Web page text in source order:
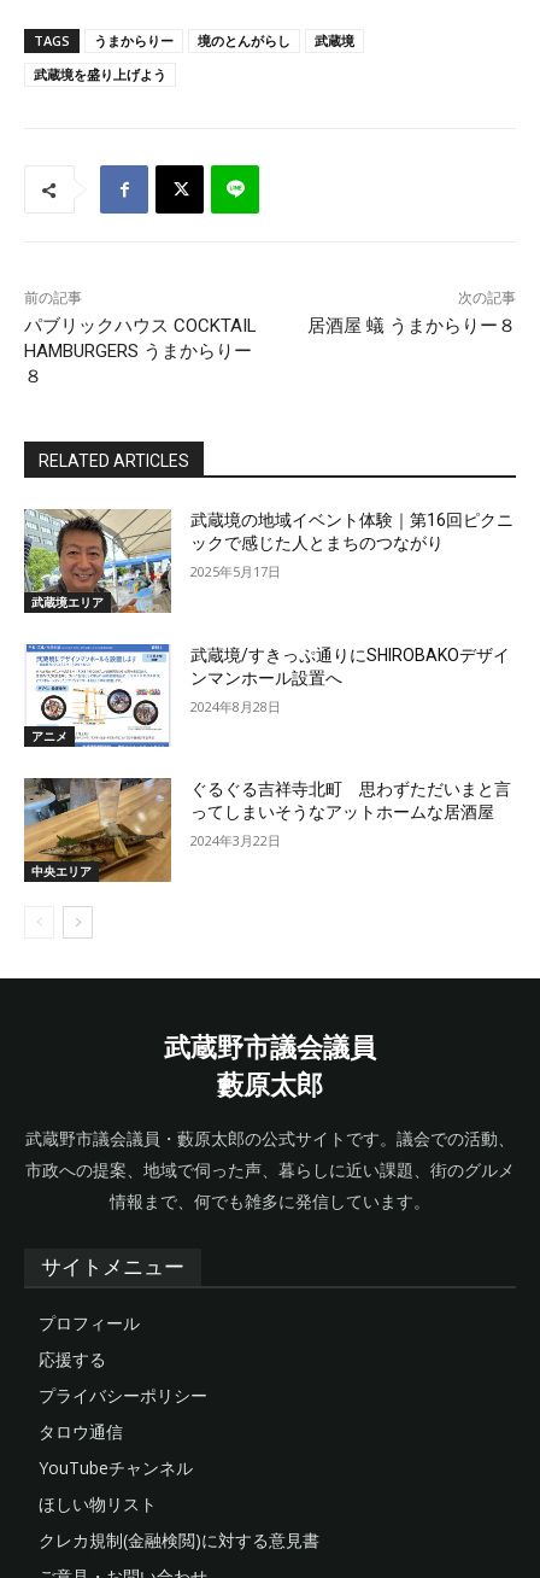
TAGS うまからりー 境のとんがらし
武蔵境
武蔵境を盛り上げよう
前の記事
パブリックハウス COCKTAIL
HAMBURGERS うまからりー
８
次の記事
居酒屋 蟻 うまからりー８
RELATED ARTICLES
武蔵境エリア
武蔵境の地域イベント体験｜第16回ピクニ
ックで感じた人とまちのつながり
2025年5月17日
アニメ
武蔵境/すきっぷ通りにSHIROBAKOデザイ
ンマンホール設置へ
2024年8月28日
中央エリア
ぐるぐる吉祥寺北町 思わずただいまと言
ってしまいそうなアットホームな居酒屋
2024年3月22日
武蔵野市議会議員
藪原太郎
武蔵野市議会議員・藪原太郎の公式サイトです。議会での活動、
市政への提案、地域で伺った声、暮らしに近い課題、街のグルメ
情報まで、何でも雑多に発信しています。
サイトメニュー
プロフィール
応援する
プライバシーポリシー
タロウ通信
YouTubeチャンネル
ほしい物リスト
クレカ規制(金融検閲)に対する意見書